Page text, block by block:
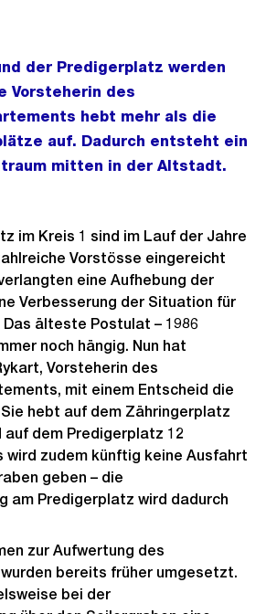
der Predigerplatz werden
Vorsteherin des
hebt mehr als die
auf. Dadurch entsteht ein
mitten in der Altstadt.
im Kreis 1 sind im Lauf der Jahre
Vorstösse eingereicht
eine Aufhebung der
Verbesserung der Situation für
älteste Postulat – 1986
noch hängig. Nun hat
Vorsteherin des
mit einem Entscheid die
hebt auf dem Zähringerplatz
auf dem Predigerplatz 12
wird zudem künftig keine Ausfahrt
geben – die
am Predigerplatz wird dadurch
zur Aufwertung des
bereits früher umgesetzt.
bei der